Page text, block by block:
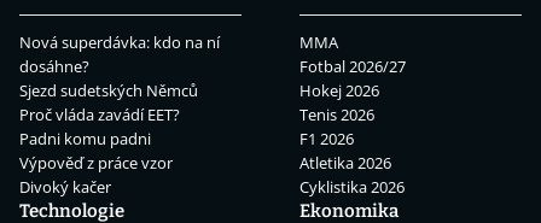
Nová superdávka: kdo na ní
dosáhne?
Sjezd sudetských Němců
Proč vláda zavádí EET?
Padni komu padni
Výpověď z práce vzor
Divoký kačer
MMA
Fotbal 2026/27
Hokej 2026
Tenis 2026
F1 2026
Atletika 2026
Cyklistika 2026
Technologie
Ekonomika